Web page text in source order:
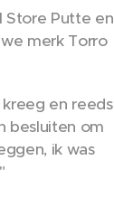
Store Putte en
merk Torro
en reeds
besluiten om
ik was